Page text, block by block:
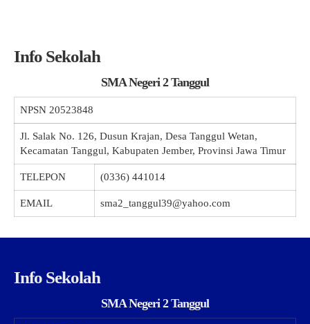
Info Sekolah
SMA Negeri 2 Tanggul
NPSN 20523848
Jl. Salak No. 126, Dusun Krajan, Desa Tanggul Wetan,
Kecamatan Tanggul, Kabupaten Jember, Provinsi Jawa Timur
TELEPON (0336) 441014
EMAIL sma2_tanggul39@yahoo.com
Info Sekolah
SMA Negeri 2 Tanggul